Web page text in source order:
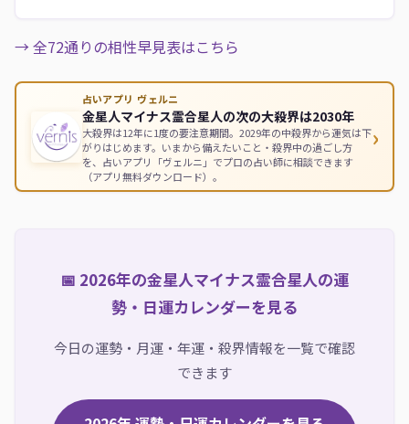
→ 全72通りの相性早見表はこちら
占いアプリ ヴェルニ
金星人マイナス霊合星人の次の大殺界は2030年
大殺界は12年に1度の要注意期間。2029年の中殺界から運気は下
がりはじめます。いまから備えたいこと・殺界中の過ごし方
を、占いアプリ「ヴェルニ」でプロの占い師に相談できます
（アプリ無料ダウンロード）。
›
📅 2026年の金星人マイナス霊合星人の運
勢・日運カレンダーを見る
今日の運勢・月運・年運・殺界情報を一覧で確認
できます